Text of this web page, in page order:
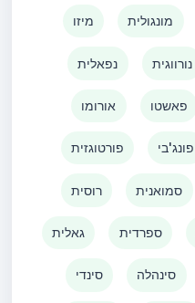
מיזו מונגולית
נפאלית נורווגית
אורומו פאשטו
פורטוגזית פונג'בי
רוסית סמואנית
גאלית ספרדית
סינדי סינהלה